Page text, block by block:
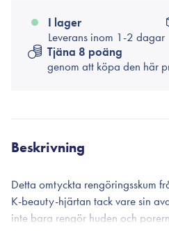
I lager
Leverans inom 1-2 dagar
Tjäna 8 poäng
genom att köpa den här
Beskrivning
Detta omtyckta rengöringsskum
K-beauty-hjärtan tack vare sin
inte bara rengör huden och